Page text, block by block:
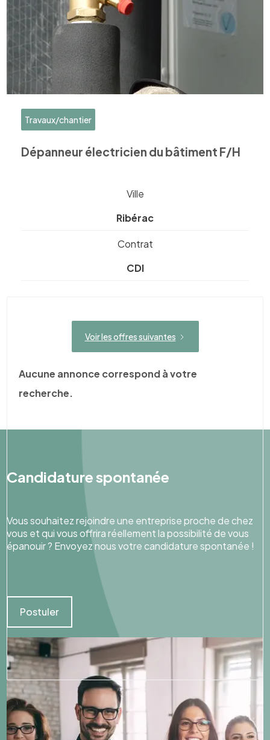
Travaux/chantier
Dépanneur électricien du bâtiment F/H
Ville
Ribérac
Contrat
CDI
Voir les offres suivantes
Aucune annonce correspond à votre
recherche.
Candidature spontanée
Vous souhaitez rejoindre une entreprise proche de chez
vous et qui vous offrira réellement la possibilité de vous
épanouir ? Envoyez nous votre candidature spontanée !
Postuler